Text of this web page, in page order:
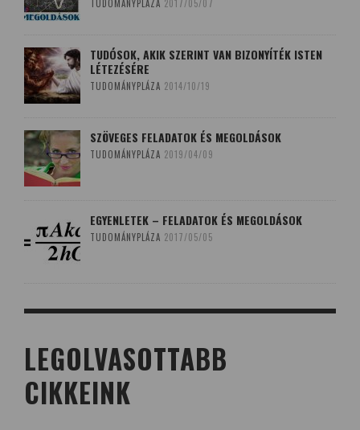
TUDOMÁNYPLÁZA 2017/05/07
TUDÓSOK, AKIK SZERINT VAN BIZONYÍTÉK ISTEN
LÉTEZÉSÉRE
TUDOMÁNYPLÁZA 2014/10/19
SZÖVEGES FELADATOK ÉS MEGOLDÁSOK
TUDOMÁNYPLÁZA 2019/04/09
EGYENLETEK – FELADATOK ÉS MEGOLDÁSOK
TUDOMÁNYPLÁZA 2017/05/05
LEGOLVASOTTABB
CIKKEINK